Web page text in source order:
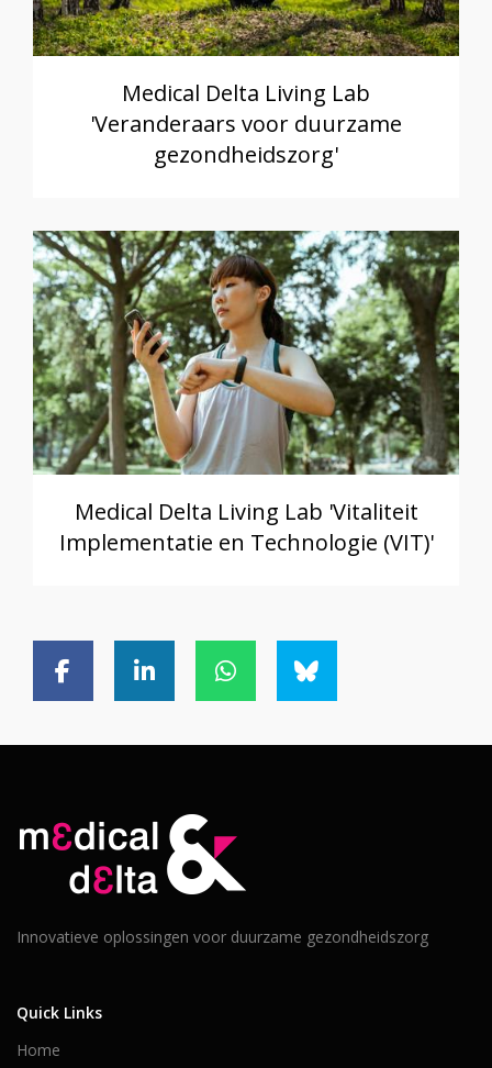
Medical Delta Living Lab
'Veranderaars voor duurzame
gezondheidszorg'
Medical Delta Living Lab 'Vitaliteit
Implementatie en Technologie (VIT)'
Innovatieve oplossingen voor duurzame gezondheidszorg
Quick Links
Home